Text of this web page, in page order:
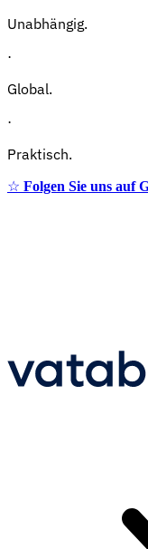
Unabhängig.
·
Global.
·
Praktisch.
☆ Folgen Sie uns auf